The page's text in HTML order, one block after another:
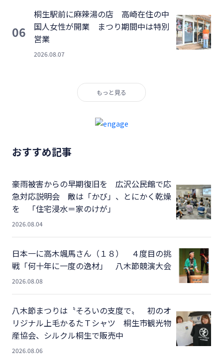
06
桐生駅前に麻辣湯の店 高崎在住の中
国人女性が開業 まつり期間中は特別
営業
2026.08.07
もっと見る
おすすめ記事
豪雨被害からの早期復旧を 広沢公民館で応
急対応説明会 敵は「かび」、とにかく乾燥
を 「住宅浸水＝家のけが」
2026.08.04
日本一に高木颯馬さん（１８） ４度目の挑
戦「何十年に一度の逸材」 八木節競演大会
2026.08.08
八木節まつりは〝そろいの支度で〟 初のオ
リジナル上毛かるたＴシャツ 桐生市観光物
産協会、シルクル桐生で販売中
2026.08.06